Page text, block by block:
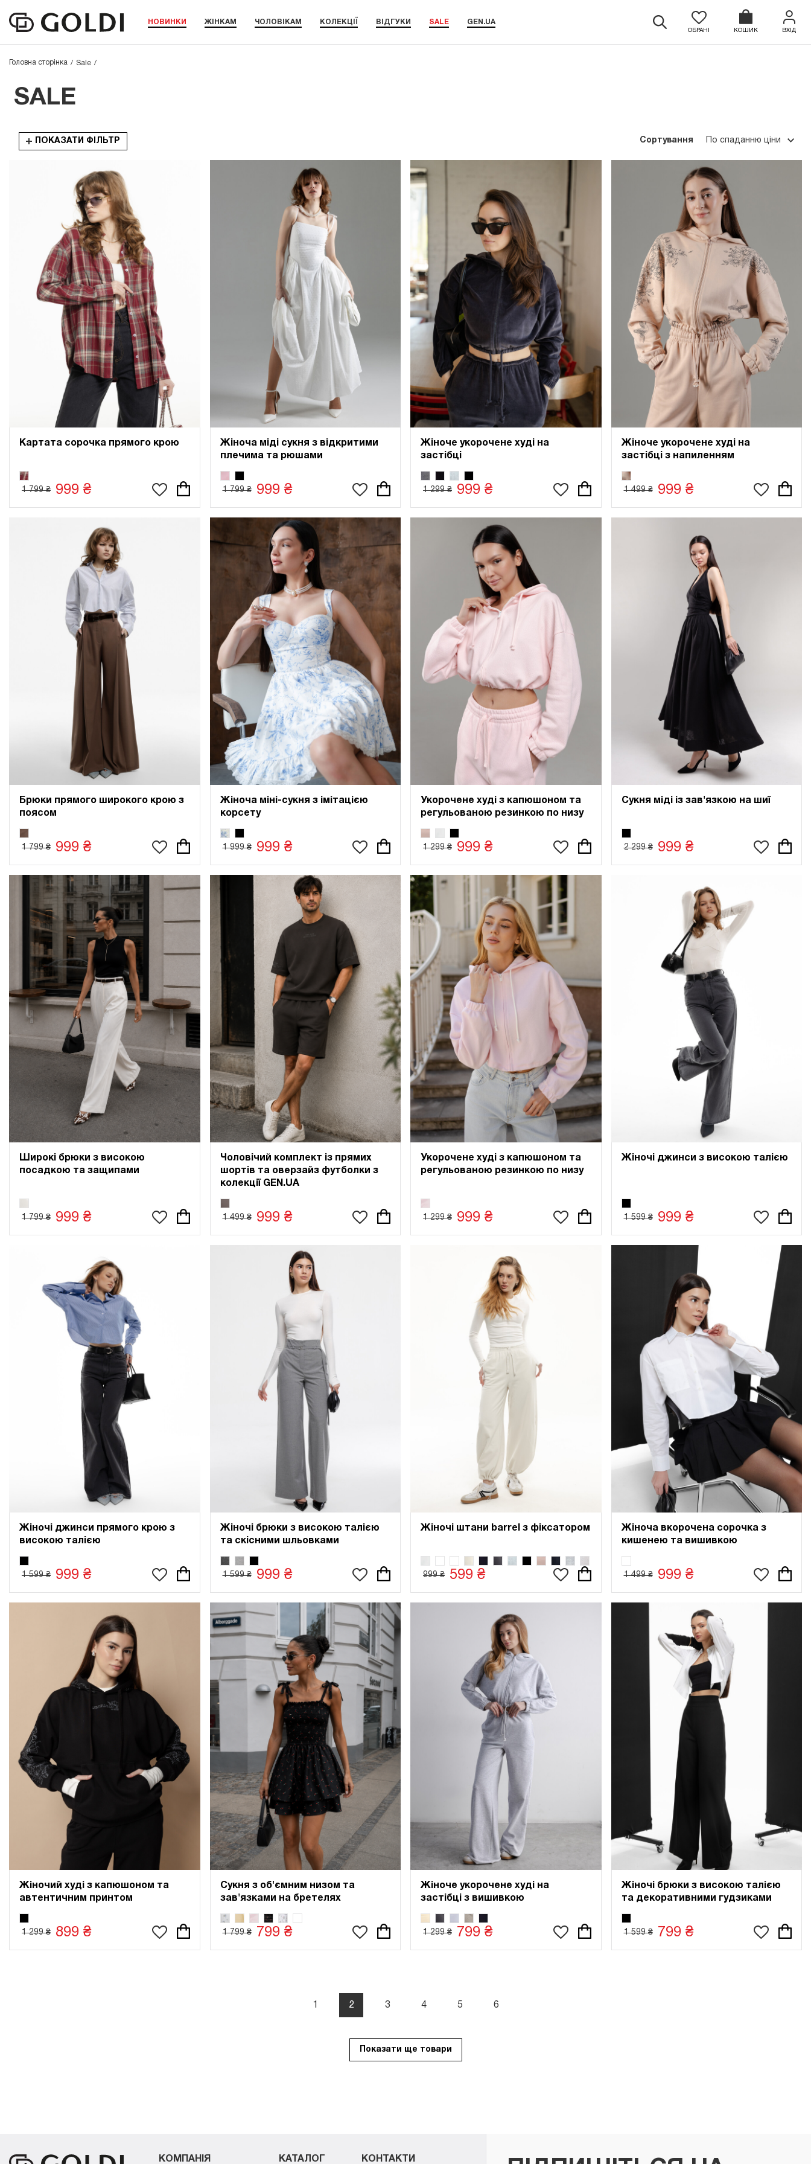
НОВИНКИ ЖІНКАМ ЧОЛОВІКАМ КОЛЕКЦІЇ ВІДГУКИ SALE GEN.UA
ОБРАНІ КОШИК ВХІД
Головна сторінка Sale
SALE
ПОКАЗАТИ ФІЛЬТР Сортування По спаданню ціни
Картата сорочка прямого крою
1 799 ₴ 999 ₴
Жіноча міді сукня з відкритими
плечима та рюшами
1 799 ₴ 999 ₴
Жіноче укорочене худі на
застібці
1 299 ₴ 999 ₴
Жіноче укорочене худі на
застібці з напиленням
1 499 ₴ 999 ₴
Брюки прямого широкого крою з
поясом
1 799 ₴ 999 ₴
Жіноча міні-сукня з імітацією
корсету
1 999 ₴ 999 ₴
Укорочене худі з капюшоном та
регульованою резинкою по низу
1 299 ₴ 999 ₴
Сукня міді із зав'язкою на шиї
2 299 ₴ 999 ₴
Широкі брюки з високою
посадкою та защипами
1 799 ₴ 999 ₴
Чоловічий комплект із прямих
шортів та оверзайз футболки з
колекції GEN.UA
1 499 ₴ 999 ₴
Укорочене худі з капюшоном та
регульованою резинкою по низу
1 299 ₴ 999 ₴
Жіночі джинси з високою талією
1 599 ₴ 999 ₴
Жіночі джинси прямого крою з
високою талією
1 599 ₴ 999 ₴
Жіночі брюки з високою талією
та скісними шльовками
1 599 ₴ 999 ₴
Жіночі штани barrel з фіксатором
999 ₴ 599 ₴
Жіноча вкорочена сорочка з
кишенею та вишивкою
1 499 ₴ 999 ₴
Жіночий худі з капюшоном та
автентичним принтом
1 299 ₴ 899 ₴
Сукня з об'ємним низом та
зав'язками на бретелях
1 799 ₴ 799 ₴
Жіноче укорочене худі на
застібці з вишивкою
1 299 ₴ 799 ₴
Жіночі брюки з високою талією
та декоративними гудзиками
1 599 ₴ 799 ₴
1 2 3 4 5 6
Показати ще товари
КОМПАНІЯ КАТАЛОГ КОНТАКТИ